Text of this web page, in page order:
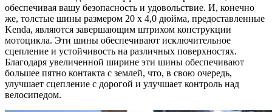
обеспечивая вашу безопасность и удовольствие. И, конечно
же, толстые шины размером 20 x 4,0 дюйма, предоставленные
Kenda, являются завершающим штрихом конструкции
мотоцикла. Эти шины обеспечивают исключительное
сцепление и устойчивость на различных поверхностях.
Благодаря увеличенной ширине эти шины обеспечивают
большее пятно контакта с землей, что, в свою очередь,
улучшает сцепление с дорогой и улучшает контроль над
велосипедом.